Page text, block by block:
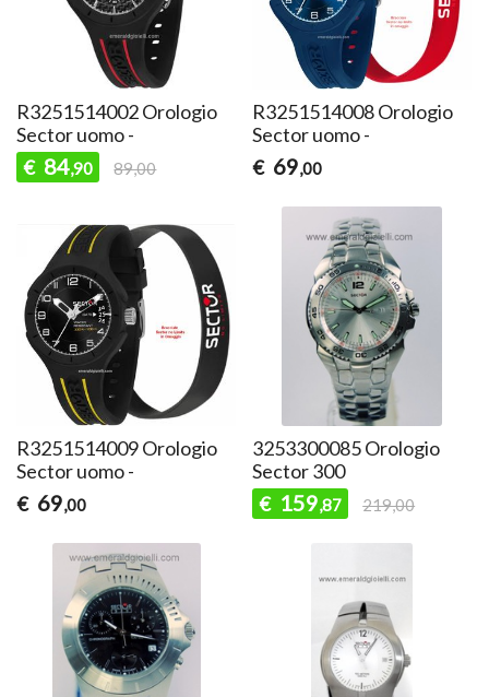
R3251514002 Orologio
Sector uomo -
€ 84,90 89,00
R3251514008 Orologio
Sector uomo -
€ 69,00
R3251514009 Orologio
Sector uomo -
€ 69,00
3253300085 Orologio
Sector 300
€ 159,87 219,00